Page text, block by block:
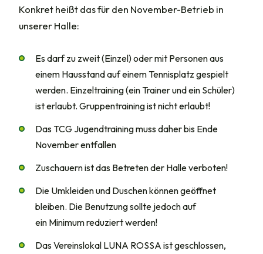
Konkret heißt das für den November-Betrieb in
unserer Halle:
Es darf zu zweit (Einzel) oder mit Personen aus
einem Hausstand auf einem Tennisplatz gespielt
werden. Einzeltraining (ein Trainer und ein Schüler)
ist erlaubt. Gruppentraining ist nicht erlaubt!
Das TCG Jugendtraining muss daher bis Ende
November entfallen
Zuschauern ist das Betreten der Halle verboten!
Die Umkleiden und Duschen können geöffnet
bleiben. Die Benutzung sollte jedoch auf
ein Minimum reduziert werden!
Das Vereinslokal LUNA ROSSA ist geschlossen,